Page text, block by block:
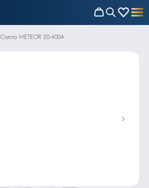
Сопло METEOR 20-400A